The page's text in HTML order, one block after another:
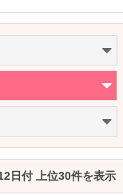
日付 上位30件を表示